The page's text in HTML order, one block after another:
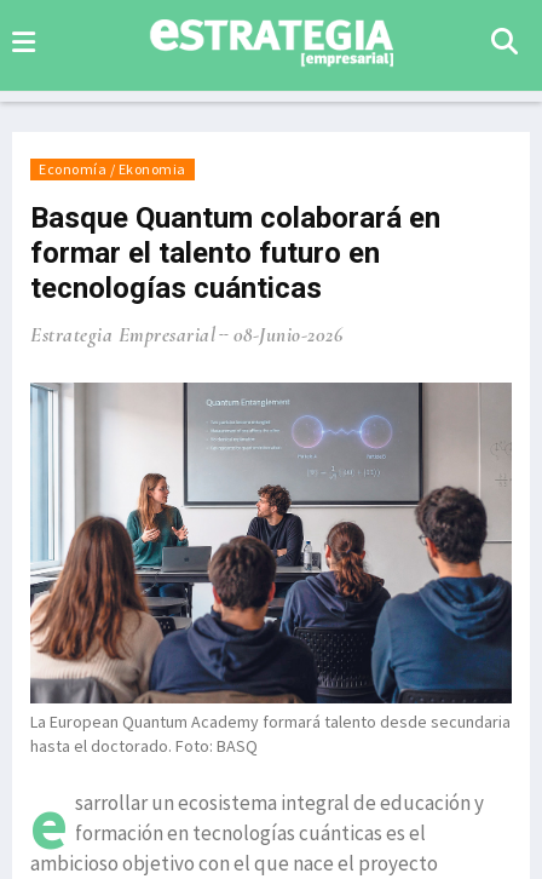
Economía / Ekonomia
Basque Quantum colaborará en
formar el talento futuro en
tecnologías cuánticas
Estrategia Empresarial 08-Junio-2026
La European Quantum Academy formará talento desde secundaria
hasta el doctorado. Foto: BASQ
e sarrollar un ecosistema integral de educación y
formación en tecnologías cuánticas es el
ambicioso objetivo con el que nace el proyecto